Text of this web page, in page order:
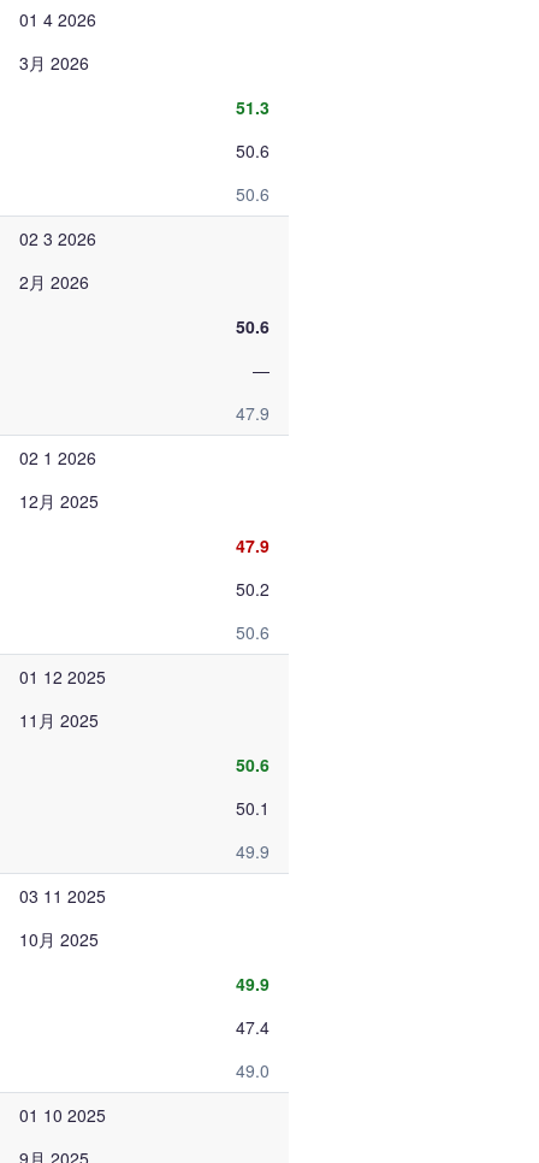
01 4 2026
3月 2026
51.3
50.6
50.6
02 3 2026
2月 2026
50.6
—
47.9
02 1 2026
12月 2025
47.9
50.2
50.6
01 12 2025
11月 2025
50.6
50.1
49.9
03 11 2025
10月 2025
49.9
47.4
49.0
01 10 2025
9月 2025